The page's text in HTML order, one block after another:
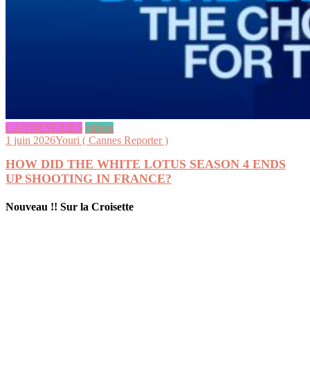
CANNESERIES videos
1 juin 2026Youri ( Cannes Reporter )
HOW DID THE WHITE LOTUS SEASON 4 ENDS
UP SHOOTING IN FRANCE?
Nouveau !! Sur la Croisette